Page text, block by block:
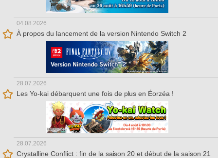
04.08.2026
À propos du lancement de la version Nintendo Switch 2
28.07.2026
Les Yo-kai débarquent une fois de plus en Éorzéa !
28.07.2026
Crystalline Conflict : fin de la saison 20 et début de la saison 21